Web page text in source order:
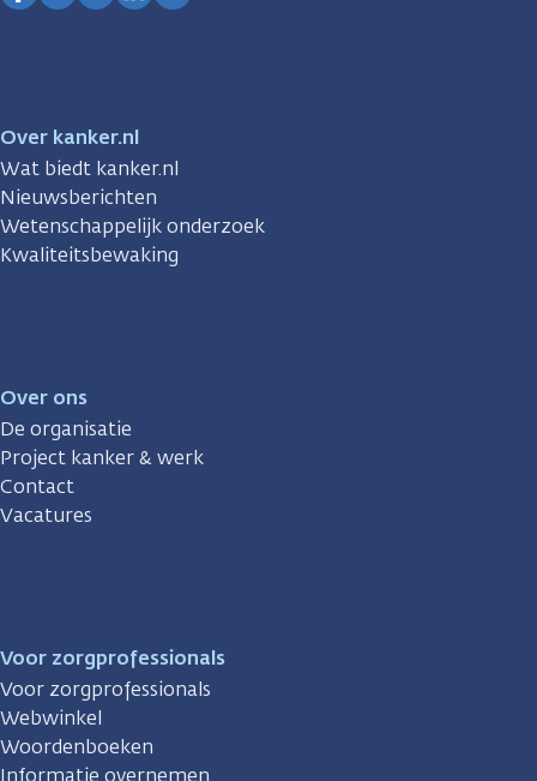
Over kanker.nl
Wat biedt kanker.nl
Nieuwsberichten
Wetenschappelijk onderzoek
Kwaliteitsbewaking
Over ons
De organisatie
Project kanker & werk
Contact
Vacatures
Voor zorgprofessionals
Voor zorgprofessionals
Webwinkel
Woordenboeken
Informatie overnemen